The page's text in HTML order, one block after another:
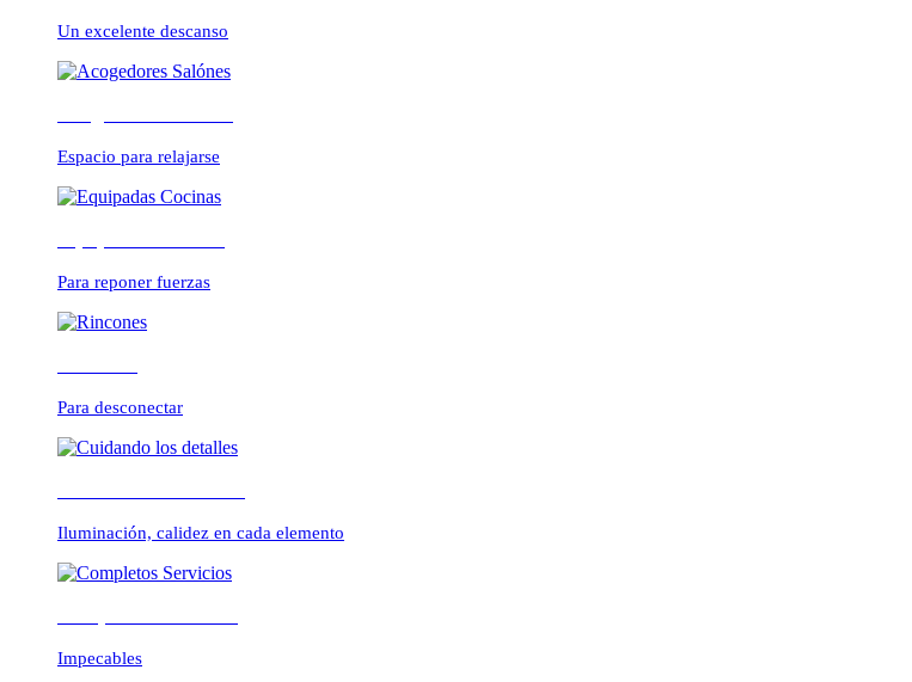
CONFORTABLE
ambientes cálidos y relajados
Un excelente descanso
Espacio para relajarse
Para reponer fuerzas
Para desconectar
Iluminación, calidez en cada elemento
Impecables